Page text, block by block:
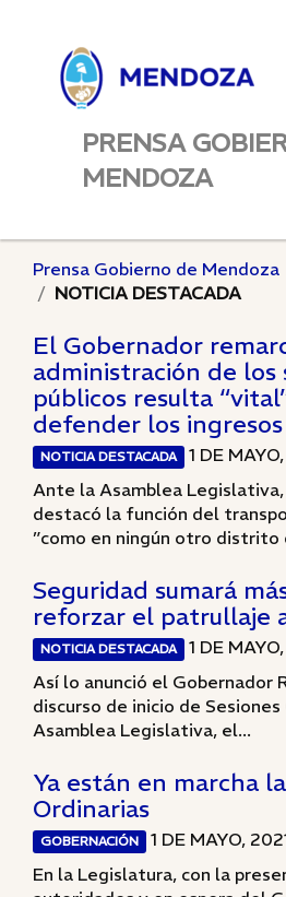
PRENSA
MENDOZA
Prensa Gobierno de Mendoza
NOTICIA DESTACADA
El Gobernador
administración de los
públicos resulta
defender los
NOTICIA DESTACADA
1 DE
Ante la Asamblea
destacó la función del
”como en ningún otro distrito
Seguridad sumará
reforzar el patrullaje
NOTICIA DESTACADA
1 DE
Así lo anunció el Gobernador
discurso de inicio de
Asamblea Legislativa, el...
Ya están en marcha
Ordinarias
GOBERNACIÓN
1 DE MAYO,
En la Legislatura, con la